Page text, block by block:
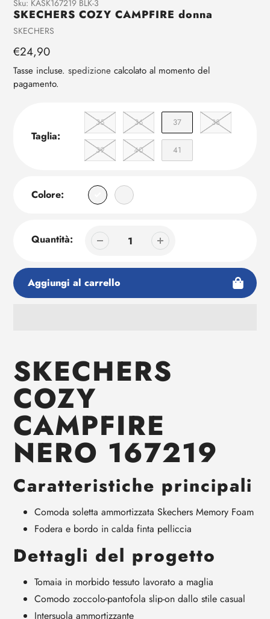
Aggiunta
di
prodotto
tuo
carrello
Sku: KASK167219 BLK-3
SKECHERS COZY CAMPFIRE donna
Venditrice
SKECHERS
Prezzo
regolare
€24,90
Tasse incluse. spedizione calcolato al momento del
pagamento.
Taglia:
35 36 37 38
39 40 41
Colore:
Quantità:
Aggiungi al carrello
prodotto
al
tuo
carrello
SKECHERS
COZY
CAMPFIRE
NERO 167219
Caratteristiche principali
Comoda soletta ammortizzata Skechers Memory Foam
Fodera e bordo in calda finta pelliccia
Dettagli del progetto
Tomaia in morbido tessuto lavorato a maglia
Comodo zoccolo-pantofola slip-on dallo stile casual
Intersuola ammortizzante